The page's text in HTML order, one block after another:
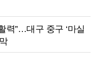
력”…대구 중구 ‘마실